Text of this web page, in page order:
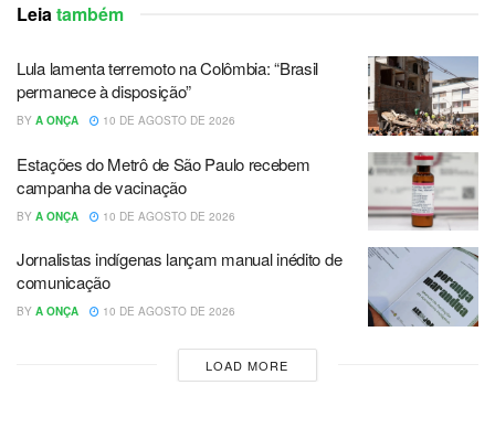
Leiatambém
Lula lamenta terremoto na Colômbia: “Brasil
permanece à disposição”
BY A ONÇA 10 DE AGOSTO DE 2026
Estações do Metrô de São Paulo recebem
campanha de vacinação
BY A ONÇA 10 DE AGOSTO DE 2026
Jornalistas indígenas lançam manual inédito de
comunicação
BY A ONÇA 10 DE AGOSTO DE 2026
LOAD MORE